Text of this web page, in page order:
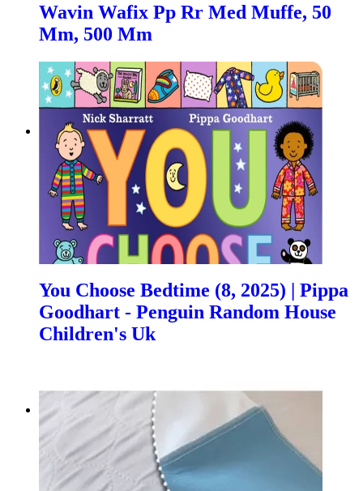
Wavin Wafix Pp Rr Med Muffe, 50
Mm, 500 Mm
You Choose Bedtime (8, 2025) | Pippa
Goodhart - Penguin Random House
Children's Uk